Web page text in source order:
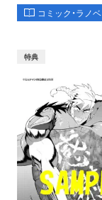
コミック・ラノベ
特典